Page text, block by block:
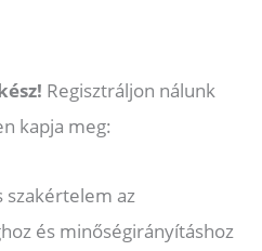
Regisztráljon nálunk
kapja meg:
szakértelem az
és minőségirányításhoz